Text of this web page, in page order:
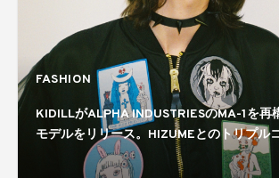
FASHION
KIDILLがALPHA INDUSTRIESのMA-1を再
モデルをリリース。HIZUMEとのトリプル